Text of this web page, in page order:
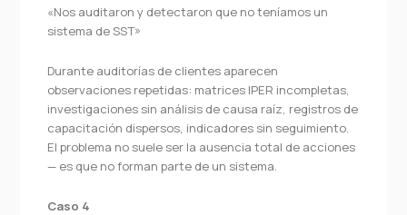
«Nos auditaron y detectaron que no teníamos un
sistema de SST»
Durante auditorías de clientes aparecen
observaciones repetidas: matrices IPER incompletas,
investigaciones sin análisis de causa raíz, registros de
capacitación dispersos, indicadores sin seguimiento.
El problema no suele ser la ausencia total de acciones
— es que no forman parte de un sistema.
Caso 4